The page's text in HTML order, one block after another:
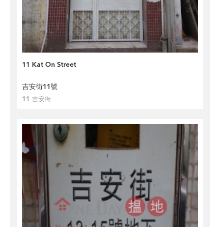
11 Kat On Street
吉安街11號
11 吉安街